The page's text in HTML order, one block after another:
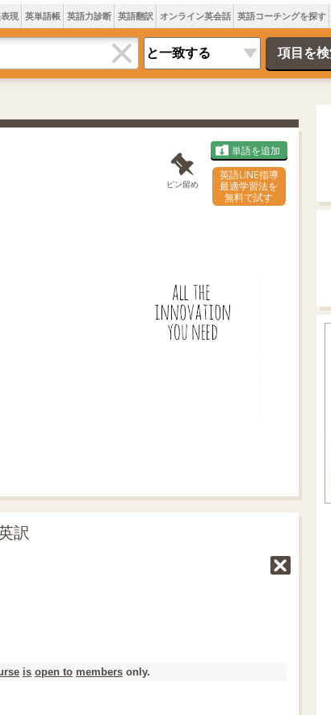
現 英単語帳 英語力診断 英語翻訳 オンライン英会話 英語コーチングを探す
ピン留め
単語を追加
英語LINE指導
最適学習法を
無料で試す
訳
is open to members only.